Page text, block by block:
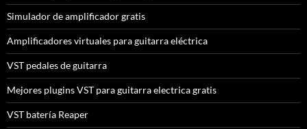
Simulador de amplificador gratis
Amplificadores virtuales para guitarra eléctrica
VST pedales de guitarra
Mejores plugins VST para guitarra electrica gratis
VST batería Reaper